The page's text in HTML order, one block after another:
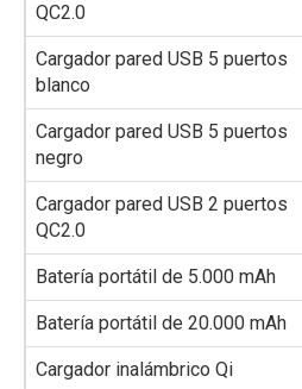
QC2.0
Cargador pared USB 5 puertos
blanco
Cargador pared USB 5 puertos
negro
Cargador pared USB 2 puertos
QC2.0
Batería portátil de 5.000 mAh
Batería portátil de 20.000 mAh
Cargador inalámbrico Qi